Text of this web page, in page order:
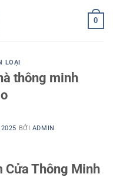
0
LOẠI
thông minh
BỞI ADMIN
Cửa Thông Minh